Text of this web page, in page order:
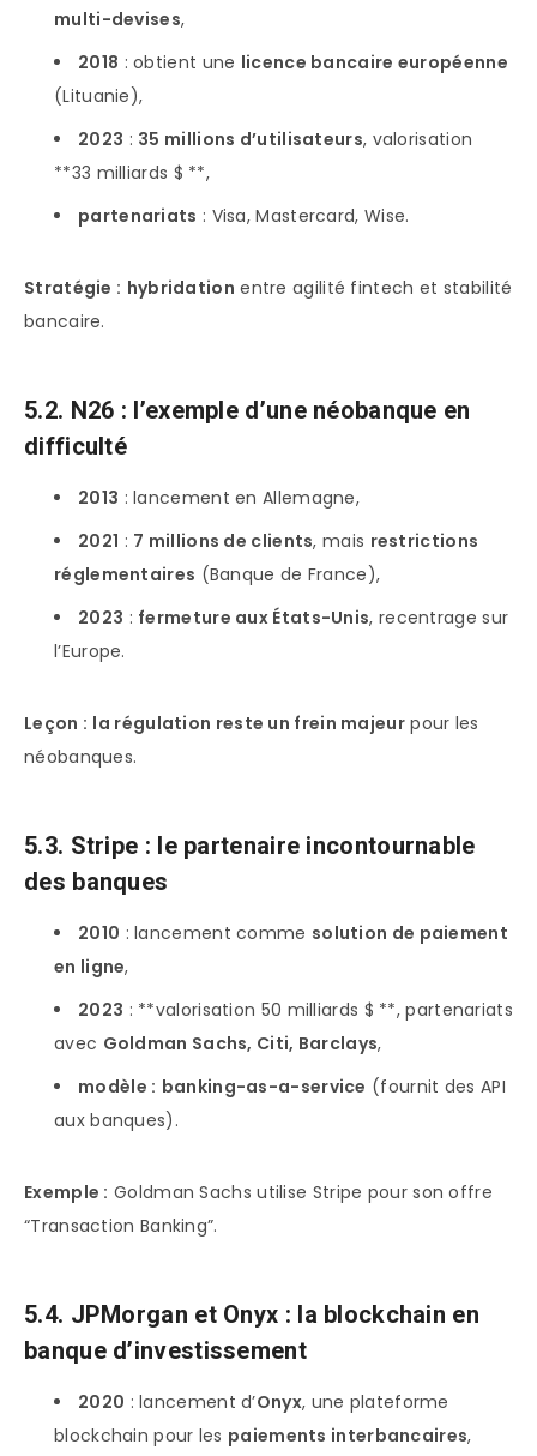
multi-devises,
2018 : obtient une licence bancaire européenne
(Lituanie),
2023 : 35 millions d’utilisateurs, valorisation
**33 milliards $ **,
partenariats : Visa, Mastercard, Wise.
Stratégie : hybridation entre agilité fintech et stabilité
bancaire.
5.2. N26 : l’exemple d’une néobanque en
difficulté
2013 : lancement en Allemagne,
2021 : 7 millions de clients, mais restrictions
réglementaires (Banque de France),
2023 : fermeture aux États-Unis, recentrage sur
l’Europe.
Leçon : la régulation reste un frein majeurpour les
néobanques.
5.3. Stripe : le partenaire incontournable
des banques
2010 : lancement comme solution de paiement
en ligne,
2023 : **valorisation 50 milliards $ **, partenariats
avec Goldman Sachs, Citi, Barclays,
modèle : banking-as-a-service (fournit des API
aux banques).
Exemple : Goldman Sachs utilise Stripe pour son offre
“Transaction Banking”.
5.4. JPMorgan et Onyx : la blockchain en
banque d’investissement
2020 : lancement d’Onyx, une plateforme
blockchain pour les paiements interbancaires,